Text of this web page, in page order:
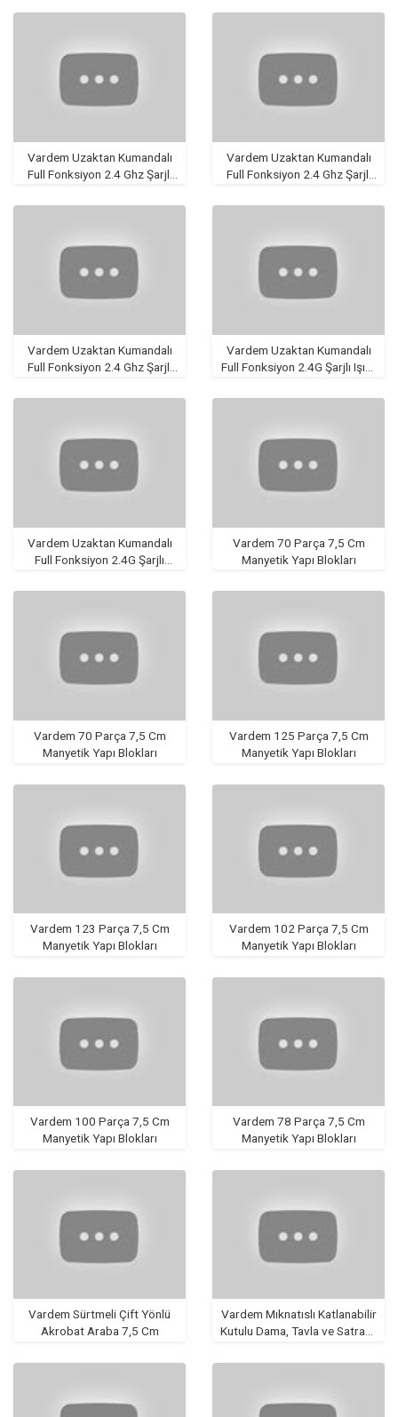
Vardem Uzaktan Kumandalı
Full Fonksiyon 2.4 Ghz Şarjlı
Vardem Uzaktan Kumandalı
Full Fonksiyon 2.4 Ghz Şarjlı
Araba
Vardem Uzaktan Kumandalı
Full Fonksiyon 2.4 Ghz Şarjlı
Vardem Uzaktan Kumandalı
Full Fonksiyon 2.4G Şarjlı Işıklı
Vardem Uzaktan Kumandalı
Full Fonksiyon 2.4G Şarjlı
Vardem 70 Parça 7,5 Cm
Manyetik Yapı Blokları
Vardem 70 Parça 7,5 Cm
Manyetik Yapı Blokları
Vardem 125 Parça 7,5 Cm
Manyetik Yapı Blokları
Vardem 123 Parça 7,5 Cm
Manyetik Yapı Blokları
Vardem 102 Parça 7,5 Cm
Manyetik Yapı Blokları
Vardem 100 Parça 7,5 Cm
Manyetik Yapı Blokları
Vardem 78 Parça 7,5 Cm
Manyetik Yapı Blokları
Vardem Sürtmeli Çift Yönlü
Akrobat Araba 7,5 Cm
Vardem Mıknatıslı Katlanabilir
Kutulu Dama, Tavla ve Satranç